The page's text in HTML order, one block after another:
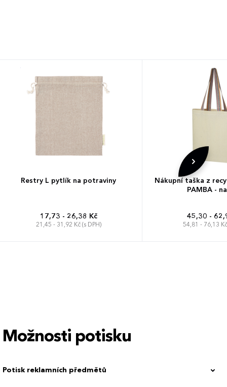
Restry L pytlík na potraviny
17,73 - 26,38 Kč
21,45 - 31,92 Kč (s DPH)
Nákupní taška z
PAMBA -
45,30 -
54,81 - 76,13 Kč
Možnosti potisku
Potisk reklamních předmětů